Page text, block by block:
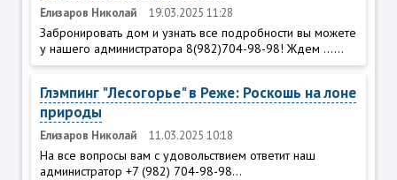
Елизаров Николай 19.03.2025 11:28
Забронировать дом и узнать все подробности вы можете
у нашего администратора 8(982)704-98-98! Ждем ......
Глэмпинг "Лесогорье" в Реже: Роскошь на лоне
природы
Елизаров Николай 11.03.2025 10:18
На все вопросы вам с удовольствием ответит наш
администратор +7 (982) 704-98-98...